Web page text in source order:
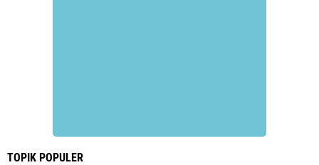
TOPIK POPULER